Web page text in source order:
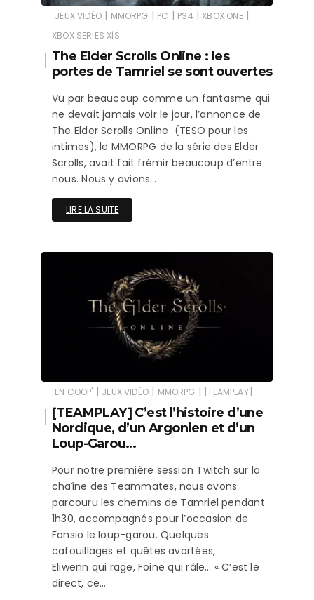
JEUX VIDÉO | MMORPG | PC | PS4 | XBOX ONE |
XBOX SERIES X|S
The Elder Scrolls Online : les
portes de Tamriel se sont ouvertes
Vu par beaucoup comme un fantasme qui
ne devait jamais voir le jour, l’annonce de
The Elder Scrolls Online (TESO pour les
intimes), le MMORPG de la série des Elder
Scrolls, avait fait frémir beaucoup d’entre
nous. Nous y avions…
LIRE LA SUITE
EN COOP' | JEUX VIDÉO | MMORPG | [TEAMPLAY]
[TEAMPLAY] C’est l’histoire d’une
Nordique, d’un Argonien et d’un
Loup-Garou…
Pour notre première session Twitch sur la
chaîne des Teammates, nous avons
parcouru les chemins de Tamriel pendant
1h30, accompagnés pour l’occasion de
Fansio le loup-garou. Quelques
cafouillages et quêtes avortées,
Eliwenn qui rage, Foine qui râle… « C’est le
direct, ce…